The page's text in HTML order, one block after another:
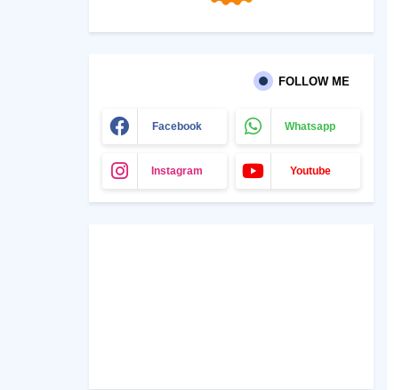
FOLLOW ME
Facebook Whatsapp
Instagram Youtube